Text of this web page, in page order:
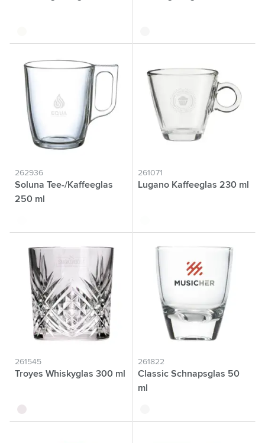
262936
Soluna Tee-/Kaffeeglas
250 ml
261071
Lugano Kaffeeglas 230 ml
261545
Troyes Whiskyglas 300 ml
translucide
261822
Classic Schnapsglas 50
ml